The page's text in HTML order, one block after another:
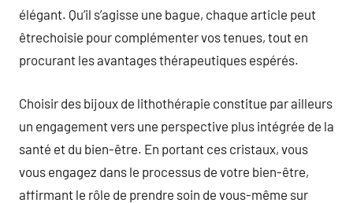
élégant. Qu’il s’agisse une bague, chaque article peut
êtrechoisie pour complémenter vos tenues, tout en
procurant les avantages thérapeutiques espérés.
Choisir des bijoux de lithothérapie constitue par ailleurs
un engagement vers une perspective plus intégrée de la
santé et du bien-être. En portant ces cristaux, vous
vous engagez dans le processus de votre bien-être,
affirmant le rôle de prendre soin de vous-même sur